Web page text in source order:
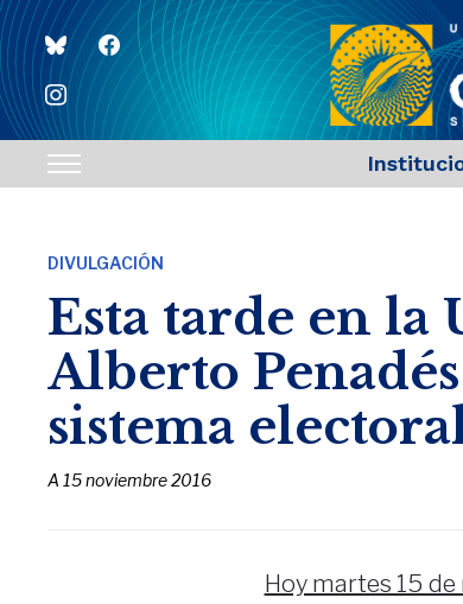
blueskyfacebook
instagram
Toggle
navigation
DIVULGACIÓN
Esta tarde en la
Alberto
sistema
A 15 noviembre 2016
Hoy martes 15